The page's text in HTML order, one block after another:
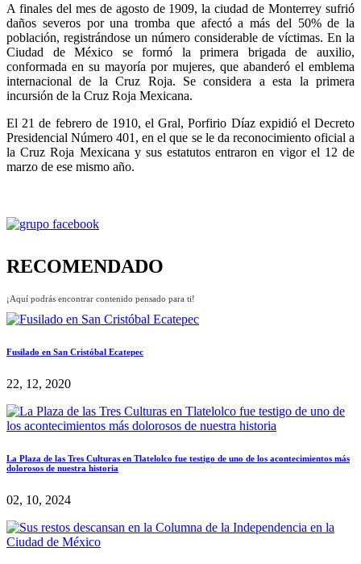
A finales del mes de agosto de 1909, la ciudad de Monterrey sufrió
daños severos por una tromba que afectó a más del 50% de la
población, registrándose un número considerable de víctimas. En la
Ciudad de México se formó la primera brigada de auxilio,
conformada en su mayoría por mujeres, que abanderó el emblema
internacional de la Cruz Roja. Se considera a esta la primera
incursión de la Cruz Roja Mexicana.
El 21 de febrero de 1910, el Gral, Porfirio Díaz expidió el Decreto
Presidencial Número 401, en el que se le da reconocimiento oficial a
la Cruz Roja Mexicana y sus estatutos entraron en vigor el 12 de
marzo de ese mismo año.
RECOMENDADO
¡Aquí podrás encontrar contenido pensado para ti!
Fusilado en San Cristóbal Ecatepec
22, 12, 2020
La Plaza de las Tres Culturas en Tlatelolco fue testigo de uno de los acontecimientos más
dolorosos de nuestra historia
02, 10, 2024